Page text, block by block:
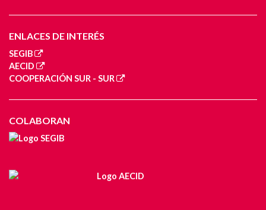
ENLACES DE INTERÉS
SEGIB
AECID
COOPERACIÓN SUR - SUR
COLABORAN